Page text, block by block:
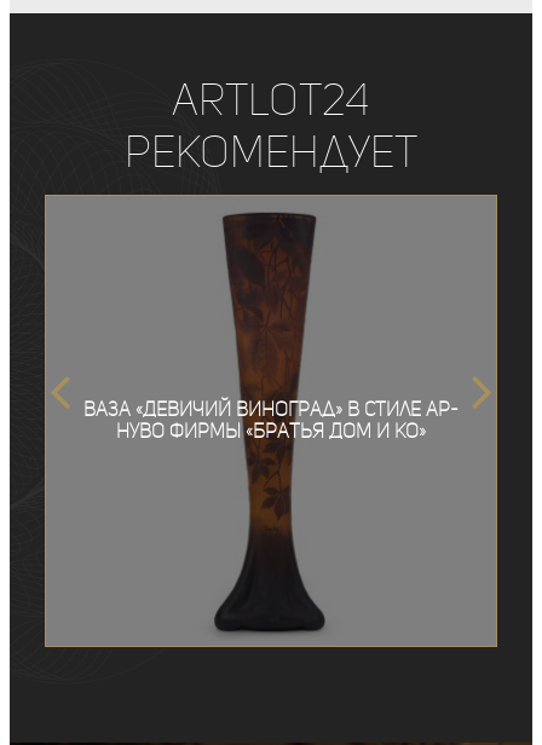
ArtLot24
рекомендует
Ваза «Девичий виноград» в стиле ар-
нуво фирмы «Братья Дом и Ко»